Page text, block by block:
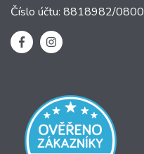
Číslo účtu: 8818982/0800